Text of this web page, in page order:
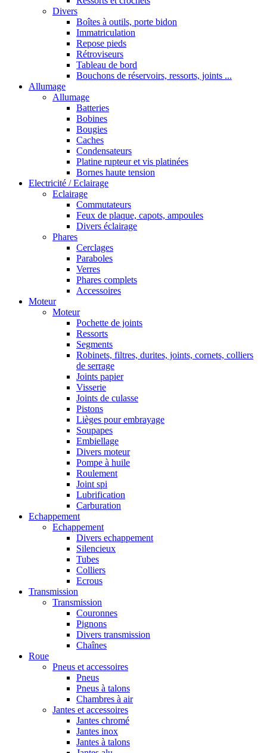
Divers
Boîtes à outils, porte bidon
Immatriculation
Repose pieds
Rétroviseurs
Tableau de bord
Bouchons de réservoirs, ressorts, joints ...
Allumage
Allumage
Batteries
Bobines
Bougies
Caches
Condensateurs
Platine rupteur et vis platinées
Bornes haute tension
Electricité / Eclairage
Eclairage
Commutateurs
Feux de plaque, capots, ampoules
Divers éclairage
Phares
Cerclages
Paraboles
Verres
Phares complets
Accessoires
Moteur
Moteur
Pochette de joints
Ressorts
Segments
Robinets, filtres, durites, joints, cornets, colliers
de serrage
Joints papier
Visserie
Joints de culasse
Pistons
Lièges pour embrayage
Soupapes
Embiellage
Divers moteur
Pompe à huile
Roulement
Joint spi
Lubrification
Carburation
Echappement
Echappement
Divers echappement
Silencieux
Tubes
Colliers
Ecrous
Transmission
Transmission
Couronnes
Pignons
Divers transmission
Chaînes
Roue
Pneus et accessoires
Pneus
Pneus à talons
Chambres à air
Jantes et accessoires
Jantes chromé
Jantes inox
Jantes à talons